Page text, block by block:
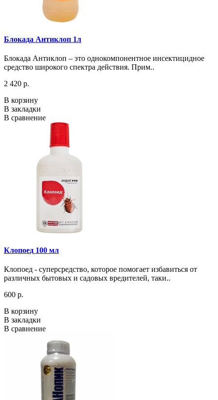
Блокада Антиклоп 1л
Блокада Антиклоп – это однокомпонентное инсектицидное
средство широкого спектра действия. Прим..
2 420 р.
В корзину
В закладки
В сравнение
Клопоед 100 мл
Клопоед - суперсредство, которое помогает избавиться от
различных бытовых и садовых вредителей, таки..
600 р.
В корзину
В закладки
В сравнение